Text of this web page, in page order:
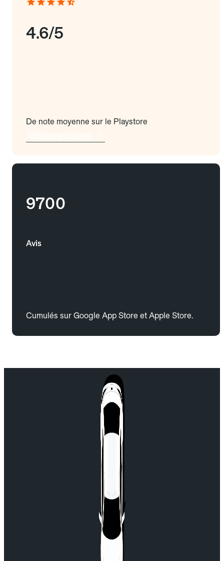
4.6/5
De note moyenne sur le Playstore
9700
Avis
Cumulés sur Google App Store et Apple Store.